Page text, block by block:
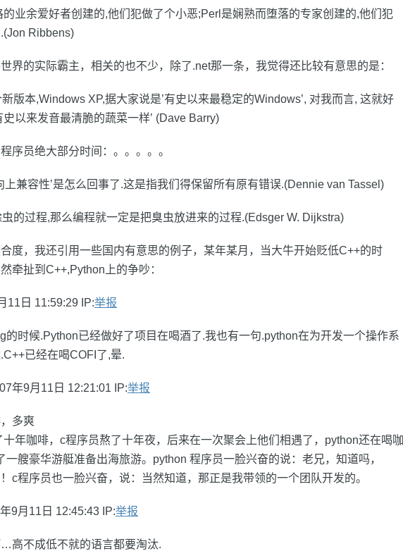
业余爱好者创建的,他们犯做了个小恶;Perl是娴熟而堕落的专家创建的,他们犯
Ribbens)
界的实际霸主，相关的也不少，除了.net那一条，我觉得还比较有意思的是：
版本,Windows XP,据大家说是’有史以来最稳定的Windows’, 对我而言, 这就好
史以来发音最清脆的蔬菜一样’ (Dave Barry)
序员绝大部分时间：。。。。。
上兼容性’是怎么回事了.这是指我们得保留所有原有错误.(Dennie van Tassel)
的过程,那么编程就一定是把臭虫放进来的过程.(Edsger W. Dijkstra)
度，我还引用一些国内有意思的例子，某年某月，当大牛开始贬低C++的时
牵扯到C++,Python上的争吵：
11日 11:59:29 IP:举报
的时候.Python已经做好了项目在喝酒了.我也有一句.python在为开发一个操作系
已经在喝COFI了,晕.
年9月11日 12:21:01 IP:举报
多爽
十年咖啡，c程序员熬了十年夜，后来在一次聚会上他们相遇了，python还在喝咖
一艘豪华游艇准备出海旅游。python 程序员一脸兴奋的说：老兄，知道吗，
c程序员也一脸兴奋，说：当然知道，那正是我带领的一个团队开发的。
9月11日 12:45:43 IP:举报
高不成低不就的语言都要淘汰.